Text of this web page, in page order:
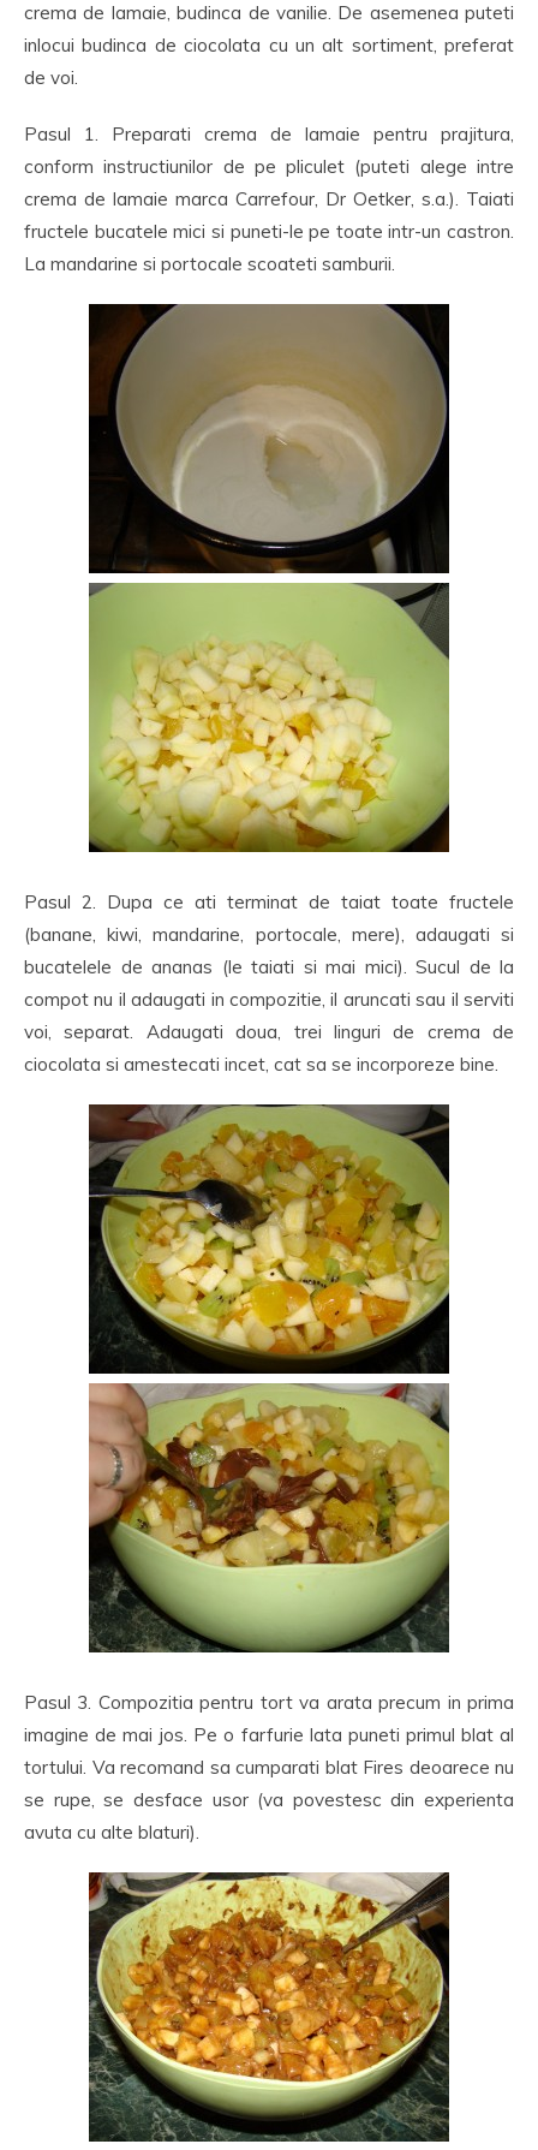
crema de lamaie, budinca de vanilie. De asemenea puteti
inlocui budinca de ciocolata cu un alt sortiment, preferat
de voi.
Pasul 1. Preparati crema de lamaie pentru prajitura,
conform instructiunilor de pe pliculet (puteti alege intre
crema de lamaie marca Carrefour, Dr Oetker, s.a.). Taiati
fructele bucatele mici si puneti-le pe toate intr-un castron.
La mandarine si portocale scoateti samburii.
Pasul 2. Dupa ce ati terminat de taiat toate fructele
(banane, kiwi, mandarine, portocale, mere), adaugati si
bucatelele de ananas (le taiati si mai mici). Sucul de la
compot nu il adaugati in compozitie, il aruncati sau il serviti
voi, separat. Adaugati doua, trei linguri de crema de
ciocolata si amestecati incet, cat sa se incorporeze bine.
Pasul 3. Compozitia pentru tort va arata precum in prima
imagine de mai jos. Pe o farfurie lata puneti primul blat al
tortului. Va recomand sa cumparati blat Fires deoarece nu
se rupe, se desface usor (va povestesc din experienta
avuta cu alte blaturi).